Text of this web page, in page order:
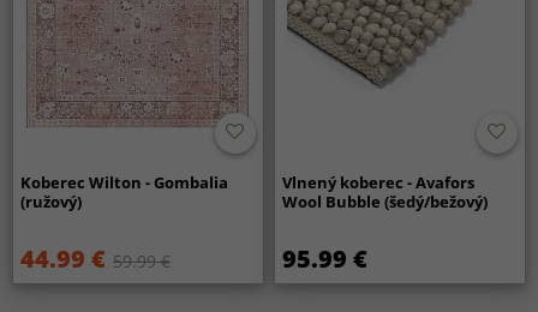
Koberec Wilton - Gombalia
(ružový)
44.99 € 59.99 €
Vlnený koberec - Avafors
Wool Bubble (šedý/bežový)
95.99 €